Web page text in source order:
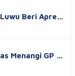
Beri Apre…
Menangi GP …